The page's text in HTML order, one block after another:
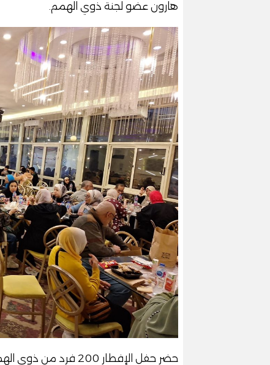
هارون عضو لجنة ذوي الهمم.
حضر حفل الإفطار